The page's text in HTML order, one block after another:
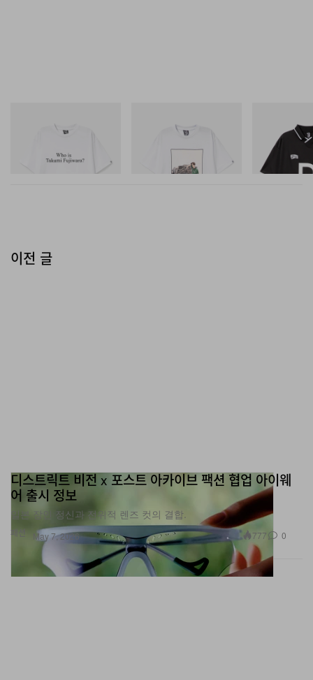
Billionaire Boys Club X Initial
D Cotton T-Shirt 3
Billionaire Boys Club X Initial
D Cotton T-Shirt 2
Billionaire
D Game Shirt
쇼핑하기
어 출시 정보
일본 장인 정신과 전위적 렌즈 컷의 결합.
May 7, 2026 777